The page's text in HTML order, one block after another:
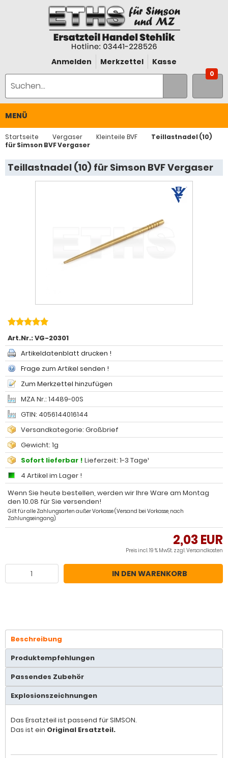
Anmelden Merkzettel Kasse
0
MENÜ
Startseite Vergaser Kleinteile BVF
Teillastnadel (10)
für Simson BVF Vergaser
Teillastnadel (10) für Simson BVF Vergaser
Art.Nr.:VG-20301
Artikeldatenblatt drucken !
Frage zum Artikel senden !
Zum Merkzettel hinzufügen
MZA Nr.: 14489-00S
GTIN: 4056144016144
Versandkategorie: Großbrief
Gewicht: 1g
Sofort lieferbar ! Lieferzeit: 1-3 Tage¹
4 Artikel im Lager !
Wenn Sie heute bestellen, werden wir Ihre Ware am Montag
den 10.08 für Sie versenden!
Gilt für alle Zahlungsarten außer Vorkasse (Versand bei Vorkasse, nach
Zahlungseingang).
2,03 EUR
Preis incl. 19 % MwSt. zzgl.Versandkosten
IN DEN WARENKORB
Beschreibung
Produktempfehlungen
Passendes Zubehör
Explosionszeichnungen
Das Ersatzteil ist passend für SIMSON.
Das ist ein Original Ersatzteil.